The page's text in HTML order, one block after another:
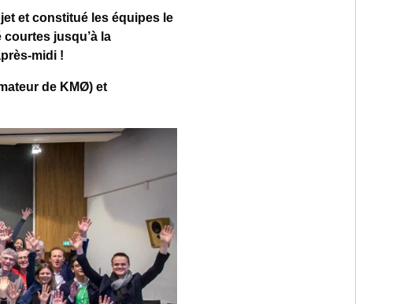
et constitué les équipes le
jusqu’à la
midi !
de KMØ) et